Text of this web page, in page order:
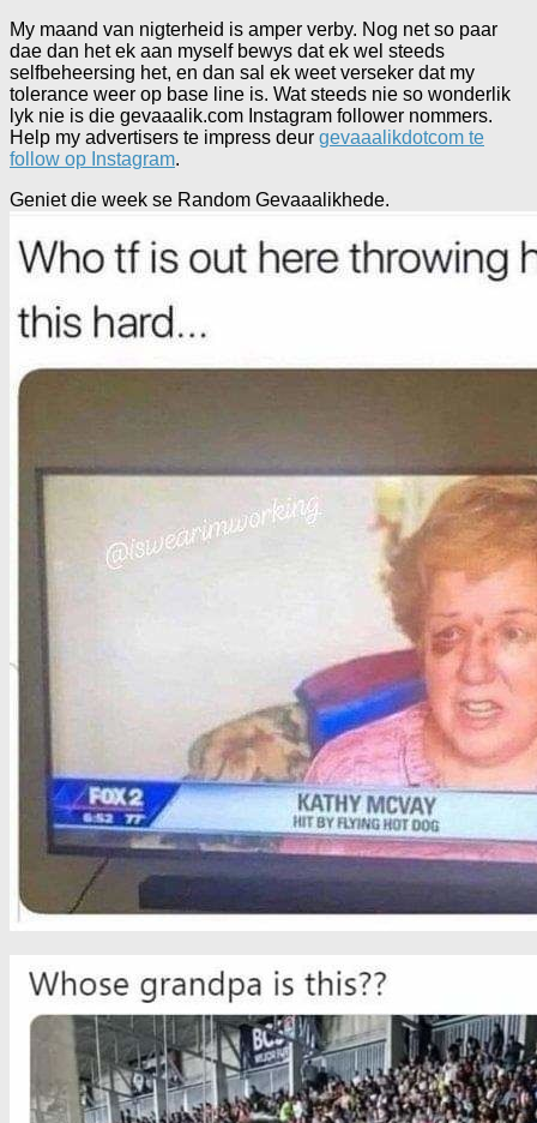
My maand van nigterheid is amper verby. Nog net so paar
dae dan het ek aan myself bewys dat ek wel steeds
selfbeheersing het, en dan sal ek weet verseker dat my
tolerance weer op base line is. Wat steeds nie so wonderlik
lyk nie is die gevaaalik.com Instagram follower nommers.
Help my advertisers te impress deur gevaaalikdotcom te
follow op Instagram.
Geniet die week se Random Gevaaalikhede.